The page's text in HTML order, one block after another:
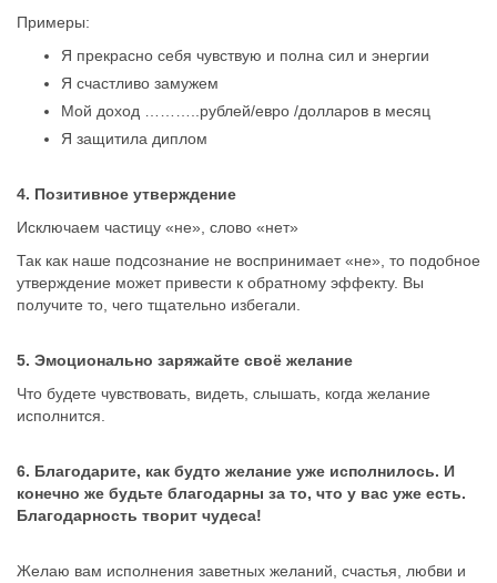
Примеры:
Я прекрасно себя чувствую и полна сил и энергии
Я счастливо замужем
Мой доход ………..рублей/евро /долларов в месяц
Я защитила диплом
4. Позитивное утверждение
Исключаем частицу «не», слово «нет»
Так как наше подсознание не воспринимает «не», то подобное
утверждение может привести к обратному эффекту. Вы
получите то, чего тщательно избегали.
5. Эмоционально заряжайте своё желание
Что будете чувствовать, видеть, слышать, когда желание
исполнится.
6. Благодарите, как будто желание уже исполнилось. И
конечно же будьте благодарны за то, что у вас уже есть.
Благодарность творит чудеса!
Желаю вам исполнения заветных желаний, счастья, любви и